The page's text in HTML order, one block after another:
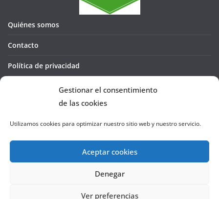
Gestionar el consentimiento
de las cookies
Utilizamos cookies para optimizar nuestro sitio web y nuestro servicio.
Aceptar cookies
Denegar
Ver preferencias
Quiénes somos
Contacto
Política de privacidad
Política de cookies (UE)
La Cañada te GUÍA